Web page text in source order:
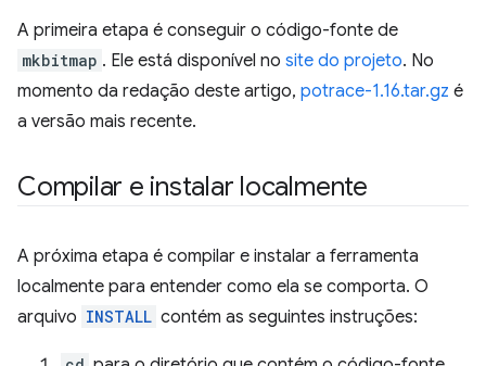
A primeira etapa é conseguir o código-fonte de
mkbitmap . Ele está disponível no site do projeto. No
momento da redação deste artigo, potrace-1.16.tar.gz é
a versão mais recente.
Compilar e instalar localmente
A próxima etapa é compilar e instalar a ferramenta
localmente para entender como ela se comporta. O
arquivo INSTALL contém as seguintes instruções: